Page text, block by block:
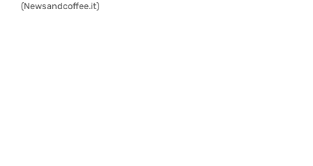
(Newsandcoffee.it)